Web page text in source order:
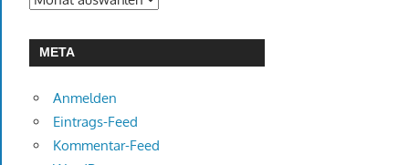
META
Anmelden
Eintrags-Feed
Kommentar-Feed